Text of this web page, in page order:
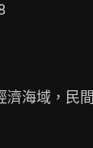
濟海域，民